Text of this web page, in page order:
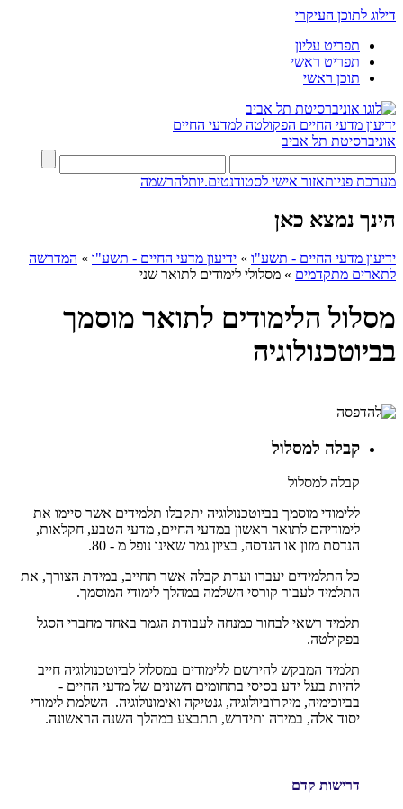
דילוג לתוכן העיקרי
תפריט עליון
תפריט ראשי
תוכן ראשי
ידיעון מדעי החיים הפקולטה למדעי החיים
אוניברסיטת תל אביב
מערכת פניותאזור אישי לסטודנטים.יותלהרשמה
הינך נמצא כאן
ידיעון מדעי החיים - תשע"ו » ידיעון מדעי החיים - תשע"ו » המדרשה
לתארים מתקדמים » מסלולי לימודים לתואר שני
מסלול הלימודים לתואר מוסמך
בביוטכנולוגיה
קבלה למסלול
קבלה למסלול
ללימודי מוסמך בביוטכנולוגיה יתקבלו תלמידים אשר סיימו את
לימודיהם לתואר ראשון במדעי החיים, מדעי הטבע, חקלאות,
הנדסת מזון או הנדסה, בציון גמר שאינו נופל מ - 80.
כל התלמידים יעברו ועדת קבלה אשר תחייב, במידת הצורך, את
התלמיד לעבור קורסי השלמה במהלך לימודי המוסמך.
תלמיד רשאי לבחור כמנחה לעבודת הגמר באחד מחברי הסגל
בפקולטה.
תלמיד המבקש להירשם ללימודים במסלול לביוטכנולוגיה חייב
להיות בעל ידע בסיסי בתחומים השונים של מדעי החיים -
בביוכימיה, מיקרוביולוגיה, גנטיקה ואימונולוגיה. השלמת לימודי
יסוד אלה, במידה ותידרש, תתבצע במהלך השנה הראשונה.
דרישות קדם